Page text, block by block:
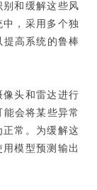
和缓解这些风
，采用多个独
高系统的鲁棒
头和雷达进行
会将某些异常
常。为缓解这
模型预测输出